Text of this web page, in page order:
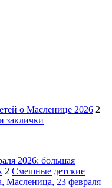
о Масленице 2026 2
заклички
2026: большая
2 Смешные детские
Масленица, 23 февраля